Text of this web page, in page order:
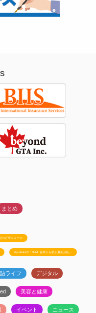
まとめ
のビザニュース
Ayudanteの「GA4: 基本から学ぶ最新分析」
ライフ デジタル
美容と健康
イベント ニュース